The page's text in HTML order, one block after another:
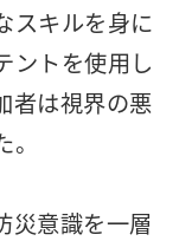
スキルを身に
ントを使用し
者は視界の悪
災意識を一層